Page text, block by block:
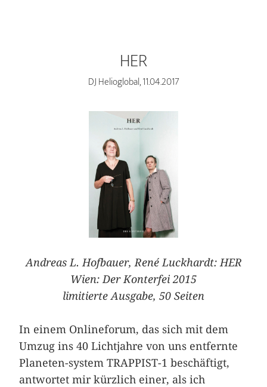
HER
DJ Helioglobal, 11.04.2017
Andreas L. Hofbauer, René Luckhardt: HER
Wien: Der Konterfei 2015
limitierte Ausgabe, 50 Seiten
In einem Onlineforum, das sich mit dem
Umzug ins 40 Lichtjahre von uns entfernte
Planeten-system TRAPPIST-1 beschäftigt,
antwortet mir kürzlich einer, als ich